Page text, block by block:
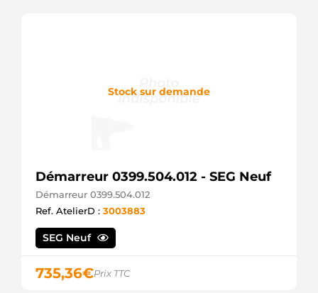
Stock sur demande
Démarreur 0399.504.012 - SEG Neuf
Démarreur 0399.504.012
Ref. AtelierD : 3003883
SEG Neuf
735,36€Prix TTC